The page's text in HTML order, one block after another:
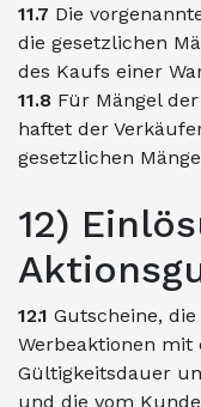
11.7 Die
die gesetzlichen
des Kaufs einer
11.8 Für Mängel
haftet der
gesetzlichen
12)
12.1 Gutscheine,
Werbeaktionen
Gültigkeitsdauer
und die vom